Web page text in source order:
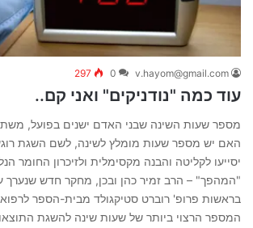
v.hayom@gmail.com
0
297
עוד כמה "נודניקים" ואני קם..
מספר שעות השינה שבני האדם ישנים בפועל,
האם יש מספר שעות מומלץ לשינה, לשם השגת
יסייעו לקליטה והבנה מקסימלית ולזיכרון החומר
"המהפך" – הרב זמיר כהן ובכן, מחקר חדש שנערך
בראשות פרופ' רוברט סטיקגולד מבית-הספר
המספר הרצוי ביותר של שעות שינה להשגת